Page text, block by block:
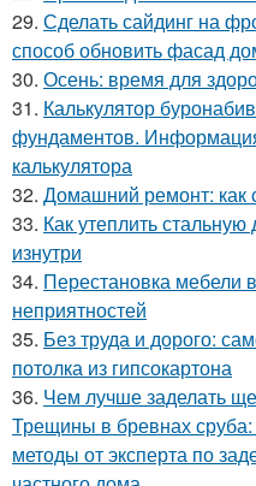
29. Сделать сайдинг на
способ обновить фасад
30. Осень: время для
31. Калькулятор
фундаментов.
калькулятора
32. Домашний ремонт: как
33. Как утеплить
изнутри
34. Перестановка мебели
неприятностей
35. Без труда и дорого:
потолка из гипсокартона
36. Чем лучше заделать
Трещины в бревнах
методы от эксперта по